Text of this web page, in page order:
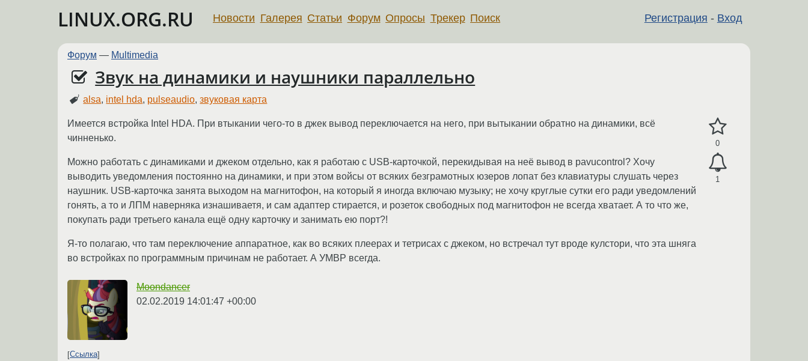
LINUX.ORG.RU Регистрация - Вход
Новости Галерея Статьи Форум Опросы Трекер Поиск
Форум — Multimedia
Звук на динамики и наушники параллельно
alsa, intel hda, pulseaudio,звуковая карта
0
1
Имеется встройка Intel HDA. При втыкании чего-то в джек вывод переключается на него, при вытыкании обратно на динамики, всё
чинненько.
Можно работать с динамиками и джеком отдельно, как я работаю с USB-карточкой, перекидывая на неё вывод в pavucontrol? Хочу
выводить уведомления постоянно на динамики, и при этом войсы от всяких безграмотных юзеров лопат без клавиатуры слушать через
наушник. USB-карточка занята выходом на магнитофон, на который я иногда включаю музыку; не хочу круглые сутки его ради уведомлений
гонять, а то и ЛПМ наверняка изнашиваетя, и сам адаптер стирается, и розеток свободных под магнитофон не всегда хватает. А то что же,
покупать ради третьего канала ещё одну карточку и занимать ею порт?!
Я-то полагаю, что там переключение аппаратное, как во всяких плеерах и тетрисах с джеком, но встречал тут вроде кулстори, что эта шняга
во встройках по программным причинам не работает. А УМВР всегда.
Moondancer
02.02.2019 14:01:47 +00:00
Ссылка